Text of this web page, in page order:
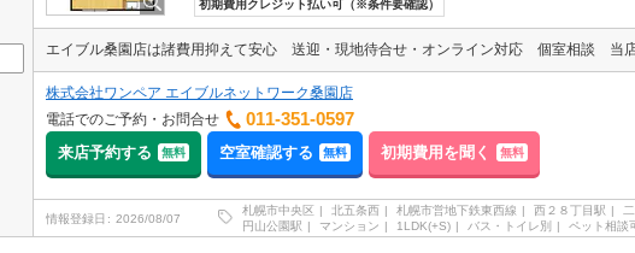
初期費用クレジット払い可（※条件要確認）
エイブル桑園店は諸費用抑えて安心 送迎・現地待合せ・オンライン対応 個室相談 当
株式会社ワンペア エイブルネットワーク桑園店
電話でのご予約・お問合せ
011-351-0597
来店予約する 無料 空室確認する 無料 初期費用を聞く 無料
情報登録日 2026/08/07
札幌市中央区 北五条西 札幌市営地下鉄東西線 西２８丁目駅
円山公園駅
マンション 1LDK(+S) バス・トイレ別 ペット相談